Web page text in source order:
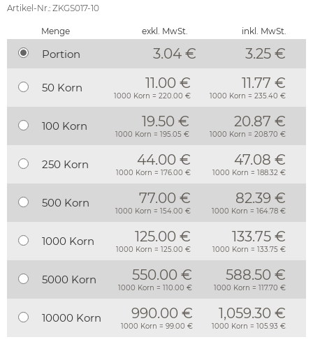
Artikel-Nr.: ZKGS017-10
Menge exkl. MwSt. inkl. MwSt.
Portion 3.04 € 3.25 €
50 Korn 11.00 €
1000 Korn = 220.00 €
11.77 €
1000 Korn = 235.40 €
100 Korn 19.50 €
1000 Korn = 195.05 €
20.87 €
1000 Korn = 208.70 €
250 Korn 44.00 €
1000 Korn = 176.00 €
47.08 €
1000 Korn = 188.32 €
500 Korn 77.00 €
1000 Korn = 154.00 €
82.39 €
1000 Korn = 164.78 €
1000 Korn 125.00 €
1000 Korn = 125.00 €
133.75 €
1000 Korn = 133.75 €
5000 Korn 550.00 €
1000 Korn = 110.00 €
588.50 €
1000 Korn = 117.70 €
10000 Korn 990.00 €
1000 Korn = 99.00 €
1,059.30 €
1000 Korn = 105.93 €